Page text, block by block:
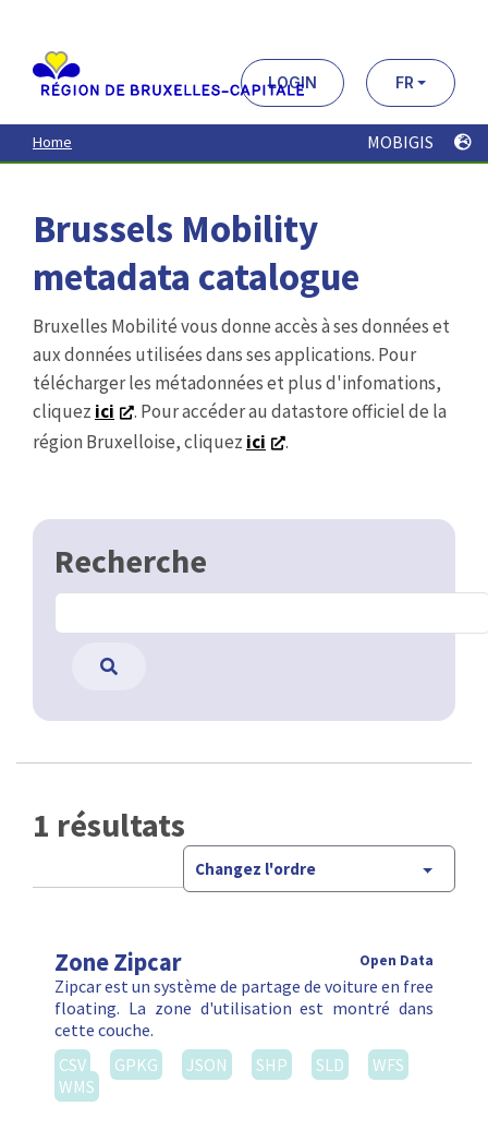
contenu
principal
LOGIN FR
Home MOBIGIS
Brussels Mobility
metadata catalogue
Bruxelles Mobilité vous donne accès à ses données et
aux données utilisées dans ses applications. Pour
télécharger les métadonnées et plus d'infomations,
cliquez ici
. Pour accéder au datastore officiel de la
région Bruxelloise, cliquez ici .
Recherche
1 résultats
Changez l'ordre
Zone Zipcar Open Data
Zipcar est un système de partage de voiture en free
floating. La zone d'utilisation est montré dans
cette couche.
CSV
GPKG JSON SHP SLD
WFS
WMS